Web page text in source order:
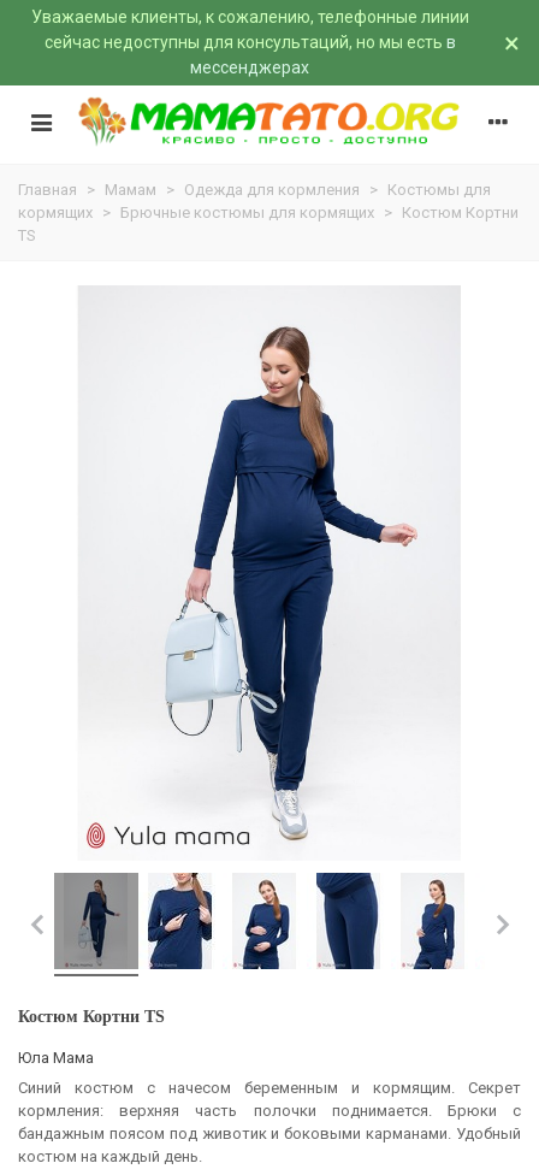
Уважаемые клиенты, к сожалению, телефонные линии
сейчас недоступны для консультаций, но мы есть в
мессенджерах
×
Главная > Мамам > Одежда для кормления > Костюмы для
кормящих > Брючные костюмы для кормящих > Костюм Кортни
TS
Костюм Кортни TS
Юла Мама
Синий костюм с начесом беременным и кормящим. Секрет
кормления: верхняя часть полочки поднимается. Брюки с
бандажным поясом под животик и боковыми карманами. Удобный
костюм на каждый день.